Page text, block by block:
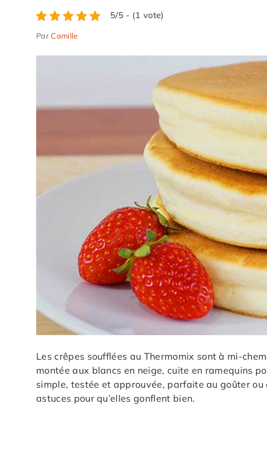
5/5 - (1 vote)
ParCamille
Les crêpes soufflées au Thermomix sont à mi-
montée aux blancs en neige, cuite en ramequins
simple, testée et approuvée, parfaite au goûter
astuces pour qu’elles gonflent bien.